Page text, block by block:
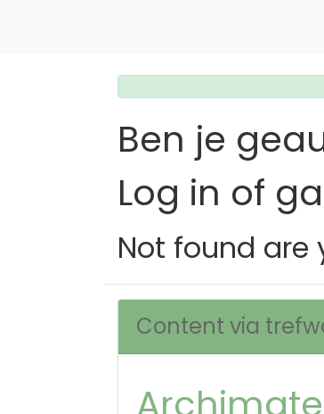
Ben je
Log in of
Not found are
Content via